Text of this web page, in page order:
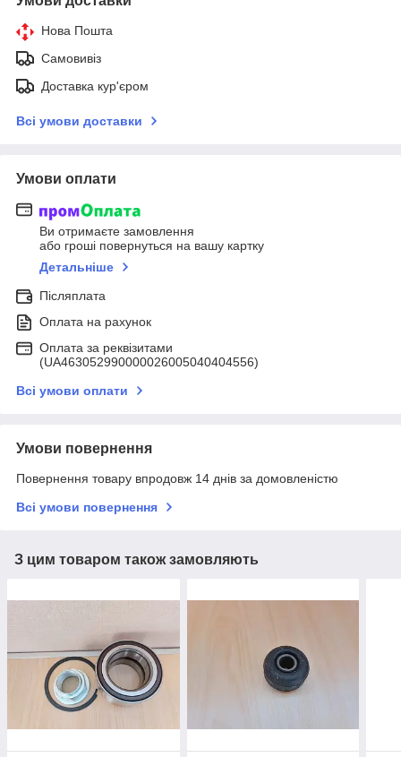
Нова Пошта
Самовивіз
Доставка кур'єром
Всі умови доставки
Умови оплати
Ви отримаєте замовлення
або гроші повернуться на вашу картку
Детальніше
Післяплата
Оплата на рахунок
Оплата за реквізитами
(UA463052990000026005040404556)
Всі умови оплати
Умови повернення
Повернення товару впродовж 14 днів за домовленістю
Всі умови повернення
З цим товаром також замовляють